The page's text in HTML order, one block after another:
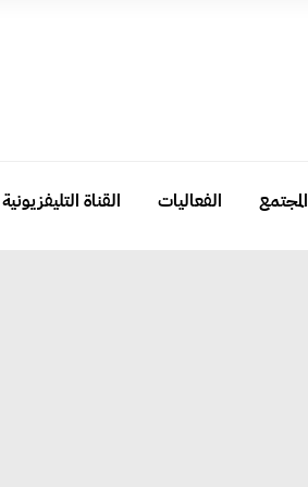
المجتمع الفعاليات القناة التليفزيونية